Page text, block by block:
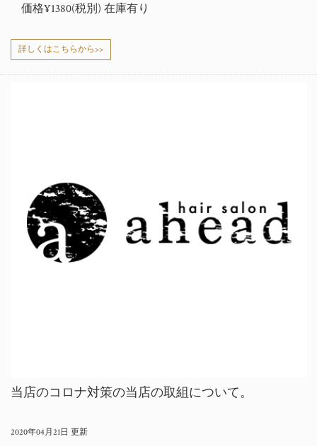
価格¥1380(税別) 在庫有り
詳しくはこちらから>>
当店のコロナ対策の当店の取組について。
2020年04月21日 更新